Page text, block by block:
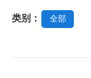
类别： 全部